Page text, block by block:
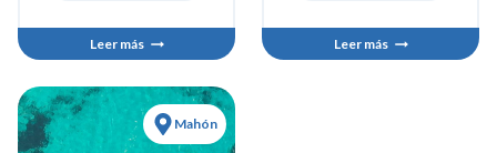
Leer más Leer más
Mahón